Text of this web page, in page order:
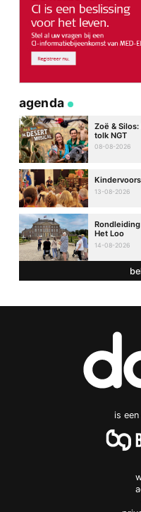
agenda
Zoë &
tolk NGT
08-08-2026
13-08-2026
Het Loo
14-08-2026
is